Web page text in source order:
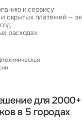
к сервису
скрытых платежей —
расходах
для 2000+
в 5 городах